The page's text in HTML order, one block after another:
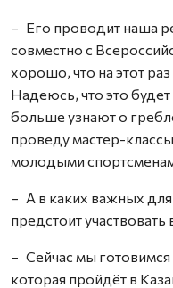
– Его проводит наша
совместно с
хорошо, что на этот
Надеюсь, что это
больше узнают о
проведу мастер-
молодыми
– А в каких важных
предстоит участвовать
– Сейчас мы
которая пройдёт в